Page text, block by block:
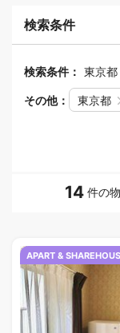
検索条件
検索条件： 東京都
その他： 東京都
14 件の物
APART &